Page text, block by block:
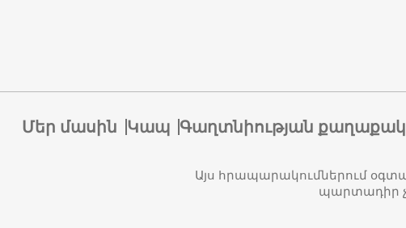
Մեր մասին Կապ Գաղտնիության
Այս հրապարակումներում
պարտադիր